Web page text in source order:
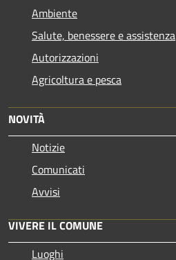
Ambiente
Salute, benessere e assistenza
Autorizzazioni
Agricoltura e pesca
NOVITÀ
Notizie
Comunicati
Avvisi
VIVERE IL COMUNE
Luoghi